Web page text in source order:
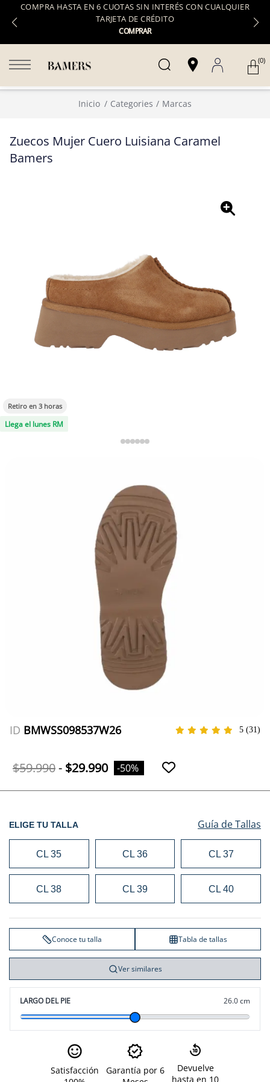
COMPRA HASTA EN 6 CUOTAS SIN INTERÉS CON CUALQUIER
TARJETA DE CRÉDITO
COMPRAR
(0)
Inicio Categories Marcas
Zuecos Mujer Cuero Luisiana Caramel
Bamers
Retiro en 3 horas
Llega el lunes RM
ID BMWSS098537W26 5 (31)
$59.990- $29.990 -50%
ELIGE TU TALLA Guía de Tallas
CL 35 CL 36 CL 37
CL 38 CL 39 CL 40
Conoce tu talla Tabla de tallas
Ver similares
LARGO DEL PIE 26.0 cm
Satisfacción
Garantía por 6
Devuelve
hasta en 10